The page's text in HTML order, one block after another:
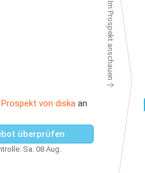
Prospekt von diska an
überprüfen
Sa. 08 Aug.
Im Prospekt anschauen